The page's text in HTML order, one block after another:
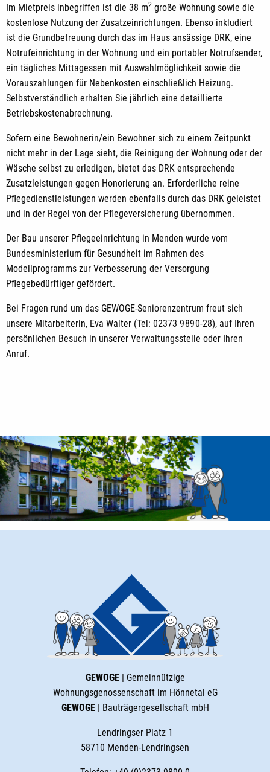
Im Mietpreis inbegriffen ist die 38 m2 große Wohnung sowie die
kostenlose Nutzung der Zusatzeinrichtungen. Ebenso inkludiert
ist die Grundbetreuung durch das im Haus ansässige DRK, eine
Notrufeinrichtung in der Wohnung und ein portabler Notrufsender,
ein tägliches Mittagessen mit Auswahlmöglichkeit sowie die
Vorauszahlungen für Nebenkosten einschließlich Heizung.
Selbstverständlich erhalten Sie jährlich eine detaillierte
Betriebskostenabrechnung.
Sofern eine Bewohnerin/ein Bewohner sich zu einem Zeitpunkt
nicht mehr in der Lage sieht, die Reinigung der Wohnung oder der
Wäsche selbst zu erledigen, bietet das DRK entsprechende
Zusatzleistungen gegen Honorierung an. Erforderliche reine
Pflegedienstleistungen werden ebenfalls durch das DRK geleistet
und in der Regel von der Pflegeversicherung übernommen.
Der Bau unserer Pflegeeinrichtung in Menden wurde vom
Bundesministerium für Gesundheit im Rahmen des
Modellprogramms zur Verbesserung der Versorgung
Pflegebedürftiger gefördert.
Bei Fragen rund um das GEWOGE-Seniorenzentrum freut sich
unsere Mitarbeiterin, Eva Walter (Tel: 02373 9 89 0-28), auf Ihren
persönlichen Besuch in unserer Verwaltungsstelle oder Ihren
Anruf.
GEWOGE| Gemeinnützige
Wohnungsgenossenschaft im Hönnetal eG
GEWOGE| Bauträgergesellschaft mbH
Lendringser Platz 1
58710 Menden-Lendringsen